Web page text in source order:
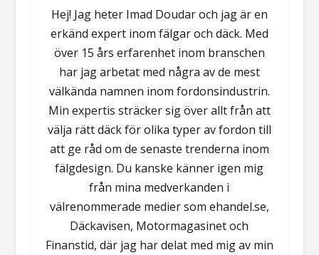
Hej! Jag heter Imad Doudar och jag är en
erkänd expert inom fälgar och däck. Med
över 15 års erfarenhet inom branschen
har jag arbetat med några av de mest
välkända namnen inom fordonsindustrin.
Min expertis sträcker sig över allt från att
välja rätt däck för olika typer av fordon till
att ge råd om de senaste trenderna inom
fälgdesign. Du kanske känner igen mig
från mina medverkanden i
välrenommerade medier som ehandel.se,
Däckavisen, Motormagasinet och
Finanstid, där jag har delat med mig av min